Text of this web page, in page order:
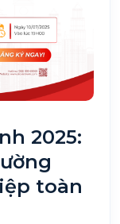
2025:
toàn